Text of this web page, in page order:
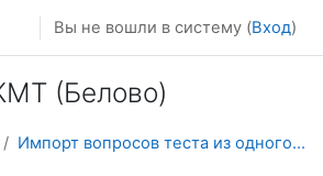
Вы не вошли в систему (Вход)
(Белово)
Импорт вопросов теста из одного курса Moodle в другой